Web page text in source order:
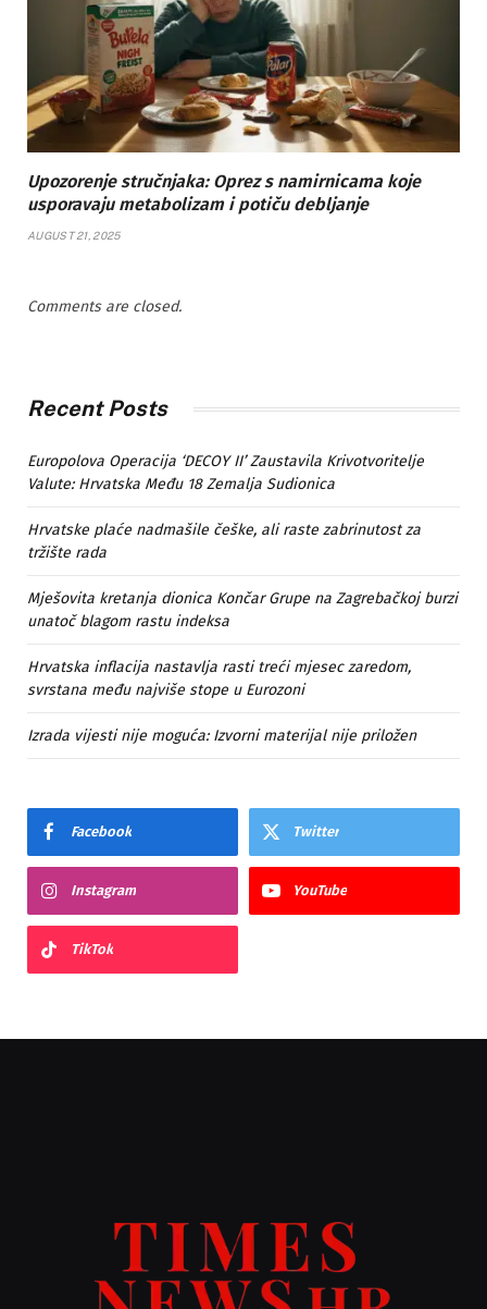
Upozorenje stručnjaka: Oprez s namirnicama koje
usporavaju metabolizam i potiču debljanje
AUGUST 21, 2025
Comments are closed.
Recent Posts
Europolova Operacija ‘DECOY II’ Zaustavila Krivotvoritelje
Valute: Hrvatska Među 18 Zemalja Sudionica
Hrvatske plaće nadmašile češke, ali raste zabrinutost za
tržište rada
Mješovita kretanja dionica Končar Grupe na Zagrebačkoj burzi
unatoč blagom rastu indeksa
Hrvatska inflacija nastavlja rasti treći mjesec zaredom,
svrstana među najviše stope u Eurozoni
Izrada vijesti nije moguća: Izvorni materijal nije priložen
Facebook Twitter
Instagram YouTube
TikTok